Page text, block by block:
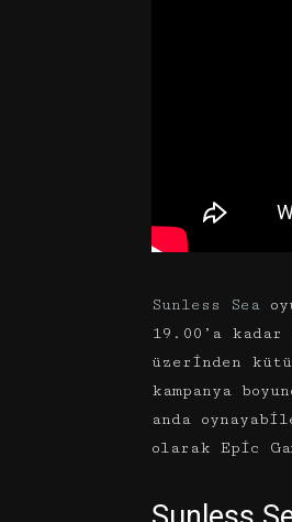
Sunless Sea
19.00’a
üzerinden
kampanya
anda
olarak Epic